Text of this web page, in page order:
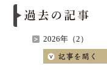
2026年（2）